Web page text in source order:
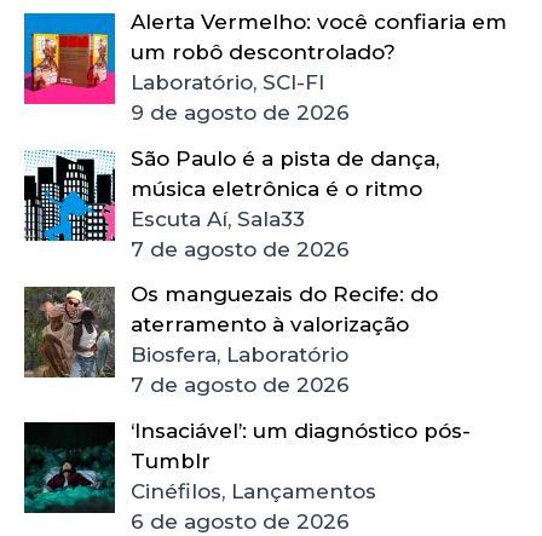
Alerta Vermelho: você confiaria em
um robô descontrolado?
Laboratório, SCI-FI
9 de agosto de 2026
São Paulo é a pista de dança,
música eletrônica é o ritmo
Escuta Aí, Sala33
7 de agosto de 2026
Os manguezais do Recife: do
aterramento à valorização
Biosfera, Laboratório
7 de agosto de 2026
‘Insaciável’: um diagnóstico pós-
Tumblr
Cinéfilos, Lançamentos
6 de agosto de 2026